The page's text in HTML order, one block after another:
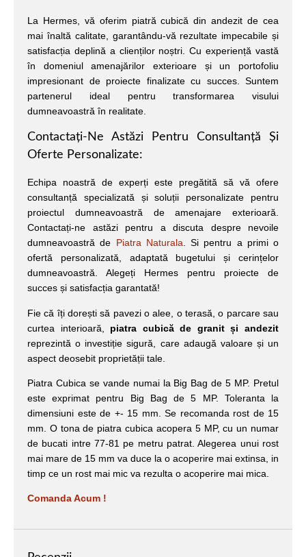
La Hermes, vă oferim piatră cubică din andezit de cea
mai înaltă calitate, garantându-vă rezultate impecabile și
satisfacția deplină a clienților noștri. Cu experiență vastă
în domeniul amenajărilor exterioare și un portofoliu
impresionant de proiecte finalizate cu succes. Suntem
partenerul ideal pentru transformarea visului
dumneavoastră în realitate.
Contactați-Ne Astăzi Pentru Consultanță Și
Oferte Personalizate:
Echipa noastră de experți este pregătită să vă ofere
consultanță specializată și soluții personalizate pentru
proiectul dumneavoastră de amenajare exterioară.
Contactați-ne astăzi pentru a discuta despre nevoile
dumneavoastră de Piatra Naturala . Si pentru a primi o
ofertă personalizată, adaptată bugetului și cerințelor
dumneavoastră. Alegeți Hermes pentru proiecte de
succes și satisfacția garantată!
Fie că îți dorești să pavezi o alee, o terasă, o parcare sau
curtea interioară, piatra cubică de granit și andezit
reprezintă o investiție sigură, care adaugă valoare și un
aspect deosebit proprietății tale.
Piatra Cubica se vande numai la Big Bag de 5 MP. Pretul
este exprimat pentru Big Bag de 5 MP. Toleranta la
dimensiuni este de +- 15 mm. Se recomanda rost de 15
mm. O tona de piatra cubica acopera 5 MP, cu un numar
de bucati intre 77-81 pe metru patrat. Alegerea unui rost
mai mare de 15 mm va duce la o acoperire mai extinsa, in
timp ce un rost mai mic va rezulta o acoperire mai mica.
Comanda Acum !